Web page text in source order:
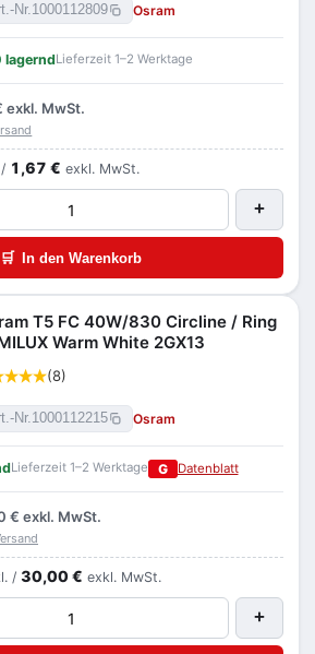
Nr.1000112809 Osram
lagerndLieferzeit 1–2 Werktage
exkl. MwSt.
1,67 € exkl. MwSt.
+
🛒 In den Warenkorb
T5 FC 40W/830 Circline / Ring
Warm White 2GX13
(8)
Nr.1000112215 Osram
Lieferzeit 1–2 Werktage G Datenblatt
€ exkl. MwSt.
/ 30,00 € exkl. MwSt.
+